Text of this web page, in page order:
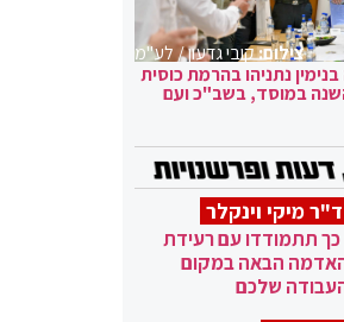
צילום:קובי גדעון / לע"מ
נתניהו בהרמת כוסית
במוסד, בשב"כ ועם
ד"ר מיקי וינקלר
כך תתמודדו עם רעידת
הבאה במקום
שלכם